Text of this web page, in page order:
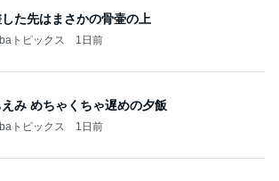
た先はまさかの骨壷の上
トピックス 1日前
み めちゃくちゃ遅めの夕飯
トピックス 1日前